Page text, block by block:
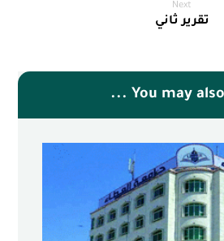
Next
تقرير ثاني
You may also